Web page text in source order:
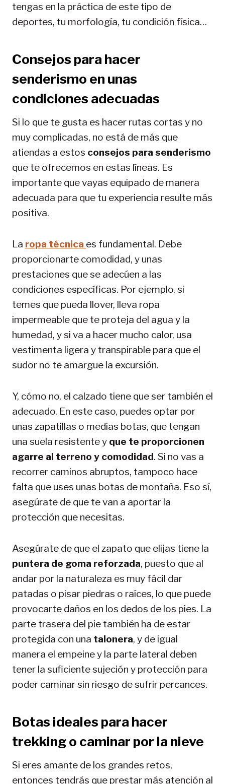
tengas en la práctica de este tipo de
deportes, tu morfología, tu condición física…
Consejos para hacer
senderismo en unas
condiciones adecuadas
Si lo que te gusta es hacer rutas cortas y no
muy complicadas, no está de más que
atiendas a estos consejos para senderismo
que te ofrecemos en estas líneas. Es
importante que vayas equipado de manera
adecuada para que tu experiencia resulte más
positiva.
La ropa técnica es fundamental. Debe
proporcionarte comodidad, y unas
prestaciones que se adecúen a las
condiciones específicas. Por ejemplo, si
temes que pueda llover, lleva ropa
impermeable que te proteja del agua y la
humedad, y si va a hacer mucho calor, usa
vestimenta ligera y transpirable para que el
sudor no te amargue la excursión.
Y, cómo no, el calzado tiene que ser también el
adecuado. En este caso, puedes optar por
unas zapatillas o medias botas, que tengan
una suela resistente y que te proporcionen
agarre al terreno y comodidad. Si no vas a
recorrer caminos abruptos, tampoco hace
falta que uses unas botas de montaña. Eso sí,
asegúrate de que te van a aportar la
protección que necesitas.
Asegúrate de que el zapato que elijas tiene la
puntera de goma reforzada, puesto que al
andar por la naturaleza es muy fácil dar
patadas o pisar piedras o raíces, lo que puede
provocarte daños en los dedos de los pies. La
parte trasera del pie también ha de estar
protegida con una talonera, y de igual
manera el empeine y la parte lateral deben
tener la suficiente sujeción y protección para
poder caminar sin riesgo de sufrir percances.
Botas ideales para hacer
trekking o caminar por la nieve
Si eres amante de los grandes retos,
entonces tendrás que prestar más atención al